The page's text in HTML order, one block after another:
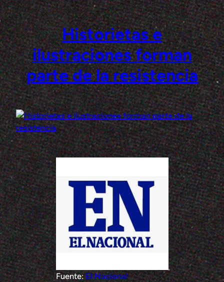
Saltar
al
contenido
Historietas e
ilustraciones forman
parte de la resistencia
Fuente:El Nacional